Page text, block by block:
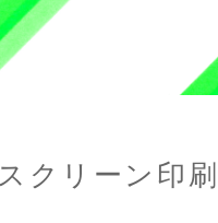
クリーン印刷